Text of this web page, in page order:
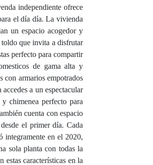
independiente ofrece
el día día. La vivienda
un espacio acogedor y
que invita a disfrutar
perfecto para compartir
de gama alta y
con armarios empotrados
a un espectacular
chimenea perfecto para
cuenta con espacio
el primer día. Cada
integramente en el 2020,
sola planta con todas la
estas características en la